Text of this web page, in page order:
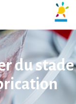
du stade